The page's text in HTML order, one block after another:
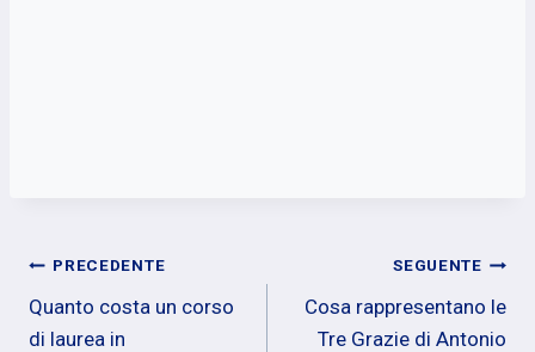
Navigazione
articoli
PRECEDENTE
Quanto costa un corso
di laurea in
SEGUENTE
Cosa rappresentano le
Tre Grazie di Antonio